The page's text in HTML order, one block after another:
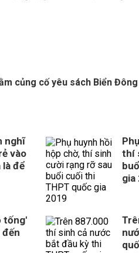
củng cố yêu sách Biển Đông
nghĩ
vào
để
thí
gia
tống'